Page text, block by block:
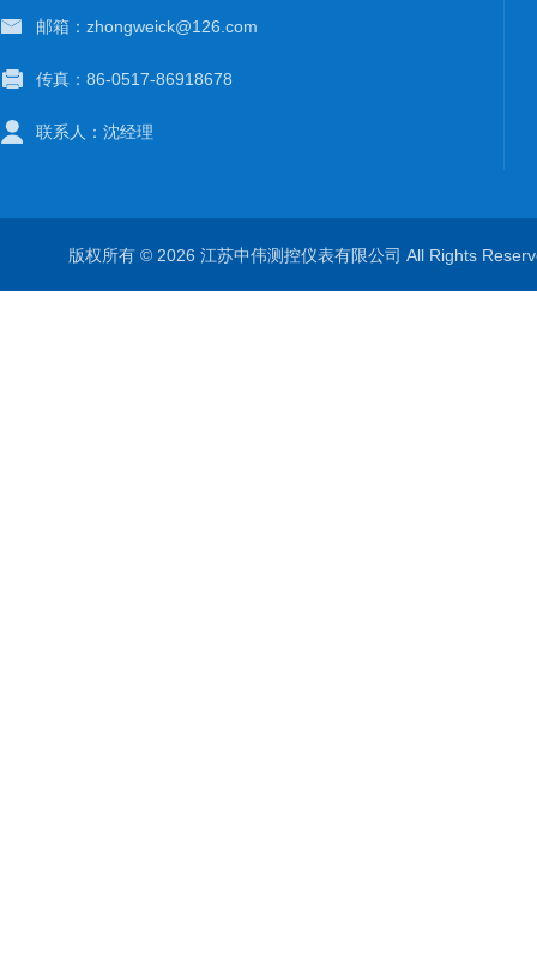
邮箱：zhongweick@126.com
传真：86-0517-86918678
联系人：沈经理
版权所有 © 2026 江苏中伟测控仪表有限公司 All Rights